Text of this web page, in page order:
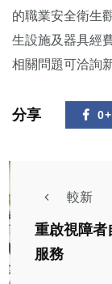
的職業安全衛生
生設施及器具經
相關問題可洽詢
分享 0+
較新
重啟視障者
服務